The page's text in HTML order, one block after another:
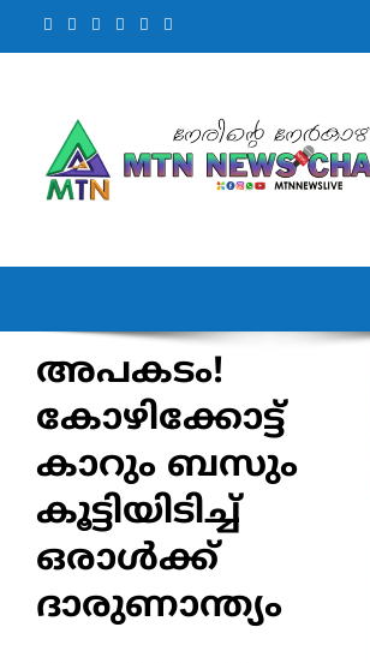
അപകടം!
കോഴിക്കോട്ട്
കാറും ബസും
കൂട്ടിയിടിച്ച്
ഒരാൾക്ക്
ദാരുണാന്ത്യം